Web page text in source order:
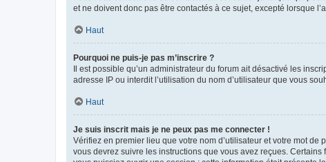
et ne doivent donc pas être contactés à ce sujet, excepté lorsque
Haut
Pourquoi ne puis-je pas m’inscrire ?
Il est possible qu’un administrateur du forum ait désactivé les
adresse IP ou interdit l’utilisation du nom d’utilisateur que vous
Haut
Je suis inscrit mais je ne peux pas me connecter !
Vérifiez en premier lieu que votre nom d’utilisateur et votre mot
vous devrez suivre les instructions que vous avez reçues.